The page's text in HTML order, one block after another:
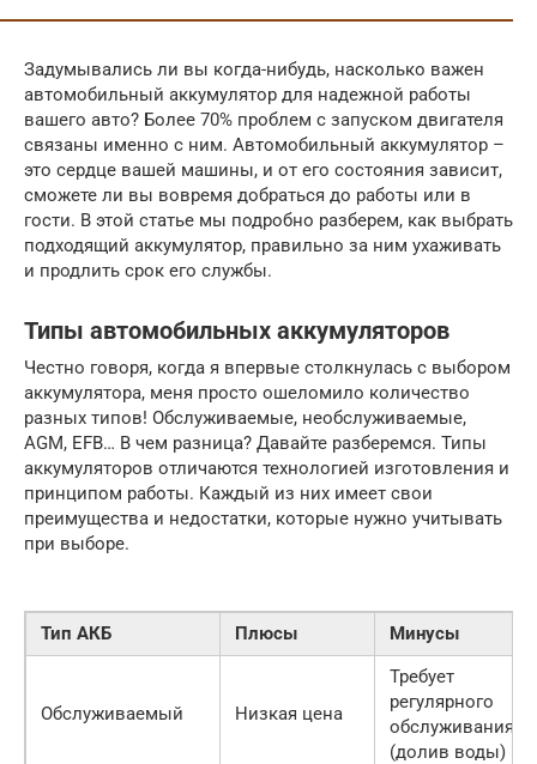
Задумывались ли вы когда-нибудь, насколько важен
автомобильный аккумулятор для надежной работы
вашего авто? Более 70% проблем с запуском двигателя
связаны именно с ним. Автомобильный аккумулятор –
это сердце вашей машины, и от его состояния зависит,
сможете ли вы вовремя добраться до работы или в
гости. В этой статье мы подробно разберем, как выбрать
подходящий аккумулятор, правильно за ним ухаживать
и продлить срок его службы.
Типы автомобильных аккумуляторов
Честно говоря, когда я впервые столкнулась с выбором
аккумулятора, меня просто ошеломило количество
разных типов! Обслуживаемые, необслуживаемые,
AGM, EFB… В чем разница? Давайте разберемся. Типы
аккумуляторов отличаются технологией изготовления и
принципом работы. Каждый из них имеет свои
преимущества и недостатки, которые нужно учитывать
при выборе.
Тип АКБ Плюсы Минусы
Обслуживаемый Низкая цена
Требует
регулярного
обслуживания
(долив воды)